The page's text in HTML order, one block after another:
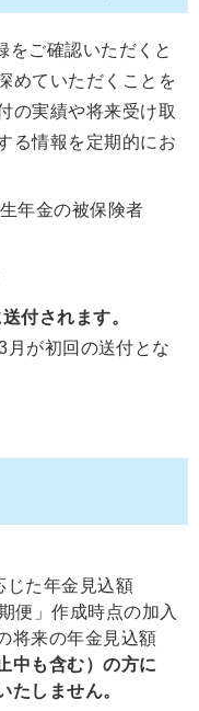
ご確認いただくと
めていただくことを
の実績や将来受け取
る情報を定期的にお
年金の被保険者
付されます。
が初回の送付とな
た年金見込額
便」作成時点の加入
将来の年金見込額
中も含む）の方に
たしません。